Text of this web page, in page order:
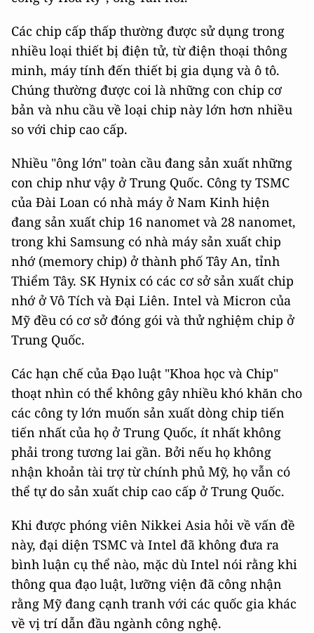
Các chip cấp thấp thường được sử dụng trong
nhiều loại thiết bị điện tử, từ điện thoại thông
minh, máy tính đến thiết bị gia dụng và ô tô.
Chúng thường được coi là những con chip cơ
bản và nhu cầu về loại chip này lớn hơn nhiều
so với chip cao cấp.
Nhiều "ông lớn" toàn cầu đang sản xuất những
con chip như vậy ở Trung Quốc. Công ty TSMC
của Đài Loan có nhà máy ở Nam Kinh hiện
đang sản xuất chip 16 nanomet và 28 nanomet,
trong khi Samsung có nhà máy sản xuất chip
nhớ (memory chip) ở thành phố Tây An, tỉnh
Thiểm Tây. SK Hynix có các cơ sở sản xuất chip
nhớ ở Vô Tích và Đại Liên. Intel và Micron của
Mỹ đều có cơ sở đóng gói và thử nghiệm chip ở
Trung Quốc.
Các hạn chế của Đạo luật "Khoa học và Chip"
thoạt nhìn có thể không gây nhiều khó khăn cho
các công ty lớn muốn sản xuất dòng chip tiến
tiến nhất của họ ở Trung Quốc, ít nhất không
phải trong tương lai gần. Bởi nếu họ không
nhận khoản tài trợ từ chính phủ Mỹ, họ vẫn có
thể tự do sản xuất chip cao cấp ở Trung Quốc.
Khi được phóng viên Nikkei Asia hỏi về vấn đề
này, đại diện TSMC và Intel đã không đưa ra
bình luận cụ thể nào, mặc dù Intel nói rằng khi
thông qua đạo luật, lưỡng viện đã công nhận
rằng Mỹ đang cạnh tranh với các quốc gia khác
về vị trí dẫn đầu ngành công nghệ.